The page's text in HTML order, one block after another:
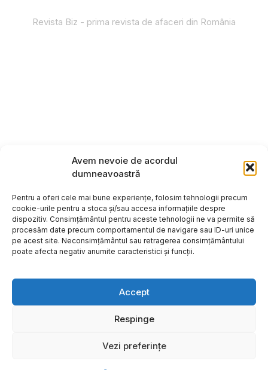
Avem nevoie de acordul
dumneavoastră
Pentru a oferi cele mai bune experiențe, folosim tehnologii precum
cookie-urile pentru a stoca și/sau accesa informațiile despre
dispozitiv. Consimțământul pentru aceste tehnologii ne va permite să
procesăm date precum comportamentul de navigare sau ID-uri unice
pe acest site. Neconsimțământul sau retragerea consimțământului
poate afecta negativ anumite caracteristici și funcții.
Accept
Respinge
Vezi preferințe
Revista Biz - prima revista de afaceri din România
Copyright ©2026